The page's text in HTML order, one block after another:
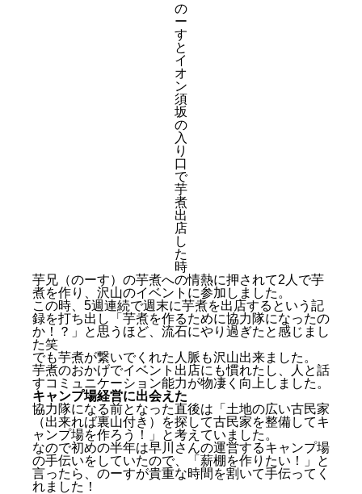
の
ー
す
と
イ
オ
ン
須
坂
の
入
り
口
で
芋
煮
出
店
し
た
時
芋兄（のーす）の芋煮への情熱に押されて2人で芋
煮を作り、沢山のイベントに参加しました。
この時、5週連続で週末に芋煮を出店するという記
録を打ち出し「芋煮を作るために協力隊になったの
か！？」と思うほど、流石にやり過ぎたと感じまし
た笑
でも芋煮が繋いでくれた人脈も沢山出来ました。
芋煮のおかげでイベント出店にも慣れたし、人と話
すコミュニケーション能力が物凄く向上しました。
キャンプ場経営に出会えた
協力隊になる前となった直後は「土地の広い古民家
（出来れば裏山付き）を探して古民家を整備してキ
ャンプ場を作ろう！」と考えていました。
なので初めの半年は早川さんの運営するキャンプ場
の手伝いをしていたので、「薪棚を作りたい！」と
言ったら、のーすが貴重な時間を割いて手伝ってく
れました！